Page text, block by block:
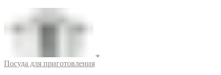
Посуда для приготовления